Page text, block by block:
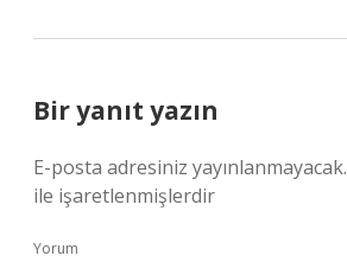
Bir yanıt yazın
E-posta adresiniz yayınlanmayacak.
ile işaretlenmişlerdir
Yorum